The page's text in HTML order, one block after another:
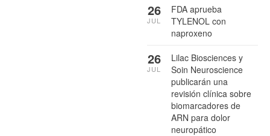
FDA aprueba
TYLENOL con
naproxeno
26
JUL
Lilac Biosciences y
Soin Neuroscience
publicarán una
revisión clínica sobre
biomarcadores de
ARN para dolor
neuropático
26
JUL